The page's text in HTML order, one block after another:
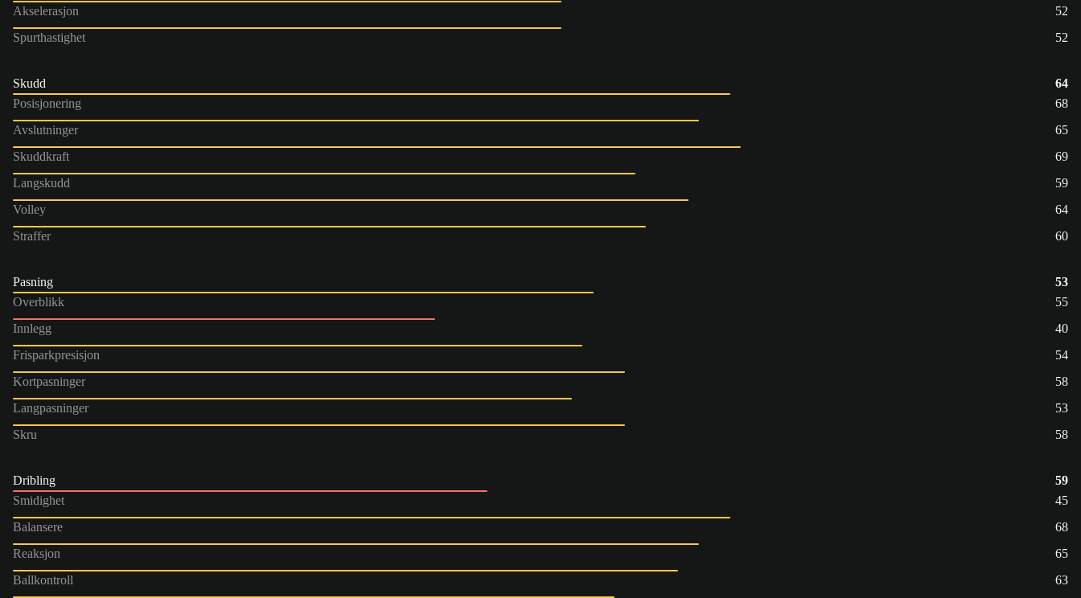
Akselerasjon
52
Spurthastighet
52
Skudd
64
Posisjonering
68
Avslutninger
65
Skuddkraft
69
Langskudd
59
Volley
64
Straffer
60
Pasning
53
Overblikk
55
Innlegg
40
Frisparkpresisjon
54
Kortpasninger
58
Langpasninger
53
Skru
58
Dribling
59
Smidighet
45
Balansere
68
Reaksjon
65
Ballkontroll
63